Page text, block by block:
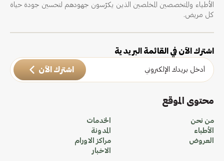
الأطباء والمتخصصين المخلصين الذين يكرّسون جهودهم لتحسين جودة حياة
كل مريض.
اشترك الآن في القائمة البريدية
اشترك الآن
محتوى الموقع
من نحن
الأطباء
العروض
الخدمات
المدونة
مراكز الاورام
الاخبار